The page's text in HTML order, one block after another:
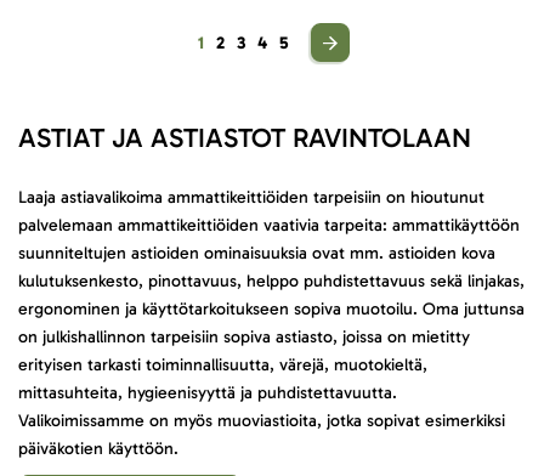
Sivu
You're currently reading page
1 Sivu
2 Sivu
3 Sivu
4 Sivu
5
ASTIAT JA ASTIASTOT RAVINTOLAAN
Laaja astiavalikoima ammattikeittiöiden tarpeisiin on hioutunut
palvelemaan ammattikeittiöiden vaativia tarpeita: ammattikäyttöön
suunniteltujen astioiden ominaisuuksia ovat mm. astioiden kova
kulutuksenkesto, pinottavuus, helppo puhdistettavuus sekä linjakas,
ergonominen ja käyttötarkoitukseen sopiva muotoilu. Oma juttunsa
on julkishallinnon tarpeisiin sopiva astiasto, joissa on mietitty
erityisen tarkasti toiminnallisuutta, värejä, muotokieltä,
mittasuhteita, hygieenisyyttä ja puhdistettavuutta.
Valikoimissamme on myös muoviastioita, jotka sopivat esimerkiksi
päiväkotien käyttöön.